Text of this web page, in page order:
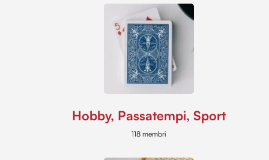
Hobby, Passatempi, Sport
118 membri